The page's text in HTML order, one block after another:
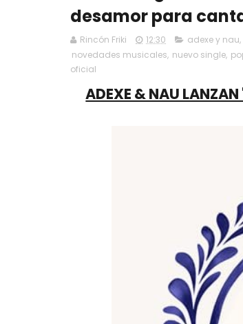
desamor para
Rincón Friki 12:30 adexe y nau,
novedades musicales, nuevo single,
oficial
ADEXE & NAU